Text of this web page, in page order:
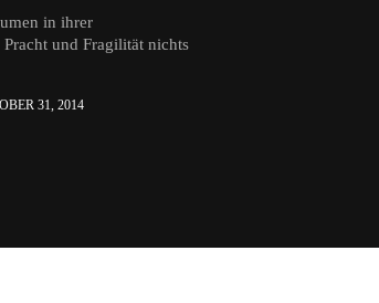
in ihrer
und Fragilität nichts
31, 2014